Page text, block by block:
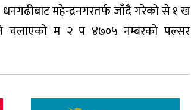
महेन्द्रनगरतर्फ जाँदै गरेको से १ ख
चलाएको म २ प ४७०५ नम्बरको पल्सर